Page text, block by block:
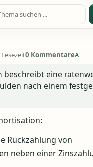
nach:
0 KommentareA
beschreibt eine
nach einem
Rückzahlung von
neben einer